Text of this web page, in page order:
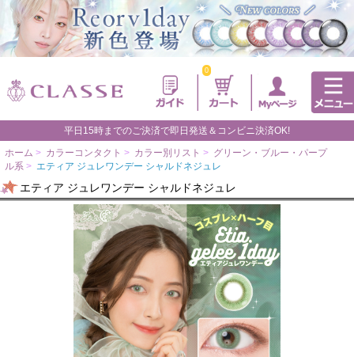
0
平日15時までのご決済で即日発送＆コンビニ決済OK!
ホーム > カラーコンタクト > カラー別リスト > グリーン・ブルー・パープ
ル系 > エティア ジュレワンデー シャルドネジュレ
エティア ジュレワンデー シャルドネジュレ